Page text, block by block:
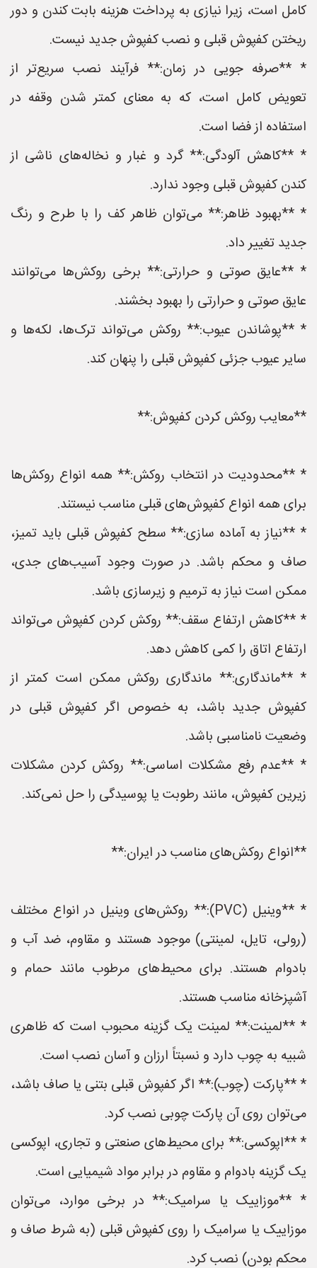
کامل است، زیرا نیازی به پرداخت هزینه بابت کندن و دور
ریختن کفپوش قبلی و نصب کفپوش جدید نیست.
* **صرفه جویی در زمان:** فرآیند نصب سریع‌تر از
تعویض کامل است، که به معنای کمتر شدن وقفه در
استفاده از فضا است.
* **کاهش آلودگی:** گرد و غبار و نخاله‌های ناشی از
کندن کفپوش قبلی وجود ندارد.
* **بهبود ظاهر:** می‌توان ظاهر کف را با طرح و رنگ
جدید تغییر داد.
* **عایق صوتی و حرارتی:** برخی روکش‌ها می‌توانند
عایق صوتی و حرارتی را بهبود بخشند.
* **پوشاندن عیوب:** روکش می‌تواند ترک‌ها، لکه‌ها و
سایر عیوب جزئی کفپوش قبلی را پنهان کند.
**معایب روکش کردن کفپوش:**
* **محدودیت در انتخاب روکش:** همه انواع روکش‌ها
برای همه انواع کفپوش‌های قبلی مناسب نیستند.
* **نیاز به آماده سازی:** سطح کفپوش قبلی باید تمیز،
صاف و محکم باشد. در صورت وجود آسیب‌های جدی،
ممکن است نیاز به ترمیم و زیرسازی باشد.
* **کاهش ارتفاع سقف:** روکش کردن کفپوش می‌تواند
ارتفاع اتاق را کمی کاهش دهد.
* **ماندگاری:** ماندگاری روکش ممکن است کمتر از
کفپوش جدید باشد، به خصوص اگر کفپوش قبلی در
وضعیت نامناسبی باشد.
* **عدم رفع مشکلات اساسی:** روکش کردن مشکلات
زیرین کفپوش، مانند رطوبت یا پوسیدگی را حل نمی‌کند.
**انواع روکش‌های مناسب در ایران:**
* **وینیل (PVC):** روکش‌های وینیل در انواع مختلف
(رولی، تایل، لمینتی) موجود هستند و مقاوم، ضد آب و
بادوام هستند. برای محیط‌های مرطوب مانند حمام و
آشپزخانه مناسب هستند.
* **لمینت:** لمینت یک گزینه محبوب است که ظاهری
شبیه به چوب دارد و نسبتاً ارزان و آسان نصب است.
* **پارکت (چوب):** اگر کفپوش قبلی بتنی یا صاف باشد،
می‌توان روی آن پارکت چوبی نصب کرد.
* **اپوکسی:** برای محیط‌های صنعتی و تجاری، اپوکسی
یک گزینه بادوام و مقاوم در برابر مواد شیمیایی است.
* **موزاییک یا سرامیک:** در برخی موارد، می‌توان
موزاییک یا سرامیک را روی کفپوش قبلی (به شرط صاف و
محکم بودن) نصب کرد.